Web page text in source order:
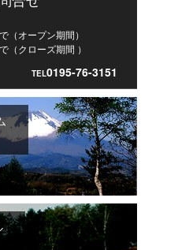
（オープン期間）
（クローズ期間 ）
TEL0195-76-3151